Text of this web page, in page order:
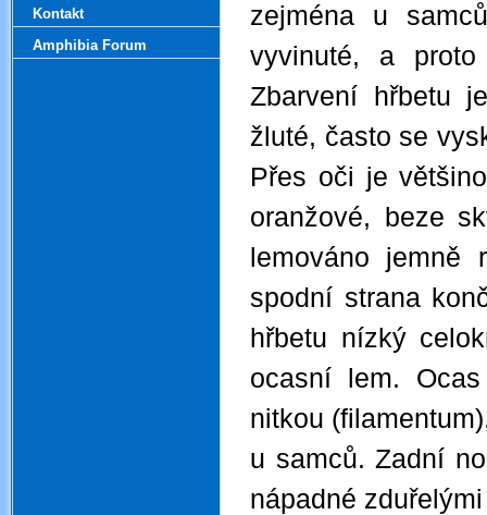
zejména u
vyvinuté, a
Zbarvení hřbetu
žluté, často se
Přes oči je
oranžové, beze
lemováno jemně
spodní strana
hřbetu nízký
ocasní lem.
nitkou
u samců. Zadní
nápadné
Kontakt
Amphibia Forum